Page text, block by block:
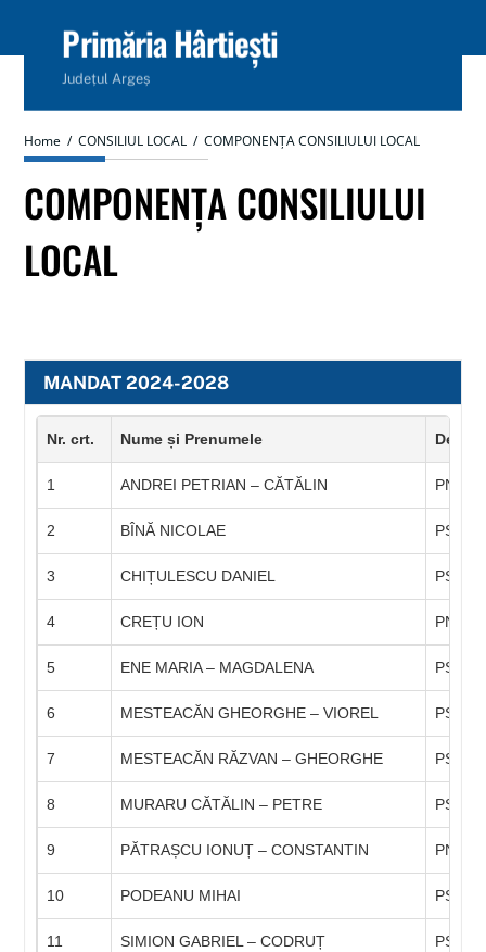
Primăria Hârtiești
Județul Argeș
Home / CONSILIUL LOCAL / COMPONENȚA CONSILIULUI LOCAL
COMPONENȚA CONSILIULUI
LOCAL
MANDAT 2024-2028
Nr. crt. Nume și Prenumele
1 ANDREI PETRIAN – CĂTĂLIN PNL
2 BÎNĂ NICOLAE PSD
3 CHIȚULESCU DANIEL PSD
4 CREȚU ION PNL
5 ENE MARIA – MAGDALENA PSD
6 MESTEACĂN GHEORGHE – VIOREL PSD
7 MESTEACĂN RĂZVAN – GHEORGHE PSD
8 MURARU CĂTĂLIN – PETRE PSD
9 PĂTRAȘCU IONUȚ – CONSTANTIN PNL
10 PODEANU MIHAI PSD
11 SIMION GABRIEL – CODRUȚ PSD